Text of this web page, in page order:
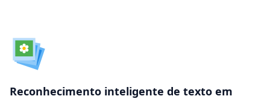
Reconhecimento inteligente de texto em